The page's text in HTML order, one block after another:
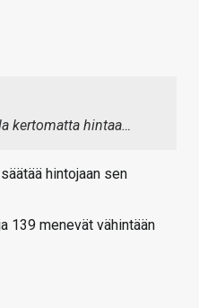
kertomatta hintaa…
hintojaan sen
139 menevät vähintään